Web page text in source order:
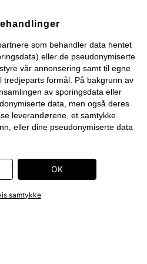
som behandler data hentet
eller de pseudonymiserte
vår annonsering samt til egne
tredjeparts formål. På bakgrunn av
av sporingsdata eller
data, men også deres
leverandørene, et samtykke.
eller dine pseudonymiserte data
AB, Google Ireland Ltd, Hurra
Technology Ltd, Meta Platforms
Group Ltd, TikTok Information
OK
samtykke